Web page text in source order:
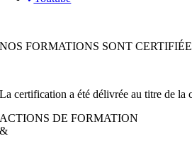
NOS FORMATIONS SONT
La certification a été délivrée au titre de la
ACTIONS DE FORMATION
&